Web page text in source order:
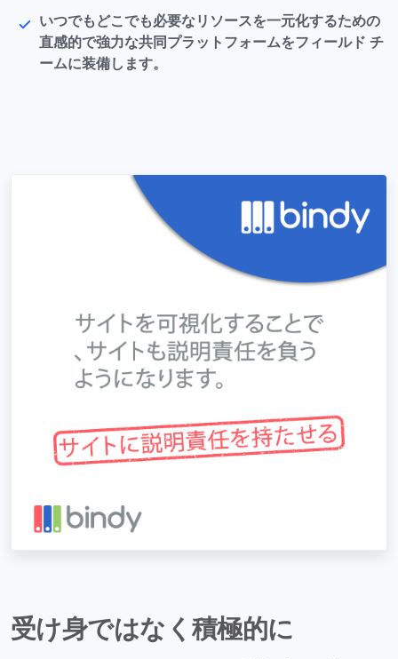
いつでもどこでも必要なリソースを一元化するための
直感的で強力な共同プラットフォームをフィールド チ
ームに装備します。
受け身ではなく積極的に